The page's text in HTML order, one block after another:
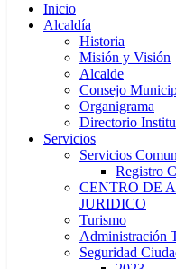
Inicio
Alcaldía
Historia
Misión y Visión
Alcalde
Consejo
Organigrama
Directorio
Servicios
Servicios
Registro
CENTRO DE
JURIDICO
Turismo
Administración
Seguridad